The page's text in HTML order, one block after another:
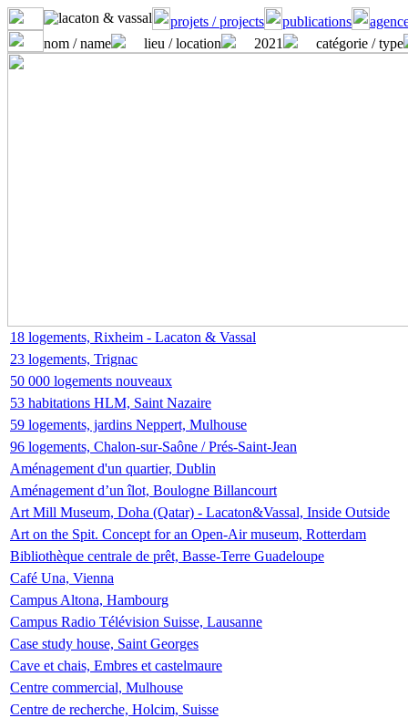
projets / projects publications
nom / name
lieu / location 2021 catégorie / type
18 logements, Rixheim - Lacaton & Vassal
23 logements, Trignac
50 000 logements nouveaux
53 habitations HLM, Saint Nazaire
59 logements, jardins Neppert, Mulhouse
96 logements, Chalon-sur-Saône / Prés-Saint-Jean
Aménagement d'un quartier, Dublin
Aménagement d’un îlot, Boulogne Billancourt
Art Mill Museum, Doha (Qatar) - Lacaton&Vassal, Inside Outside
Art on the Spit. Concept for an Open-Air museum, Rotterdam
Bibliothèque centrale de prêt, Basse-Terre Guadeloupe
Café Una, Vienna
Campus Altona, Hambourg
Campus Radio Télévision Suisse, Lausanne
Case study house, Saint Georges
Cave et chais, Embres et castelmaure
Centre commercial, Mulhouse
Centre de recherche, Holcim, Suisse